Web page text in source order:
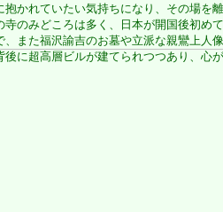
抱かれていたい気持ちになり、その場を
寺のみどころは多く、日本が開国後初め
、また福沢諭吉のお墓や立派な親鸞上人
後に超高層ビルが建てられつつあり、心